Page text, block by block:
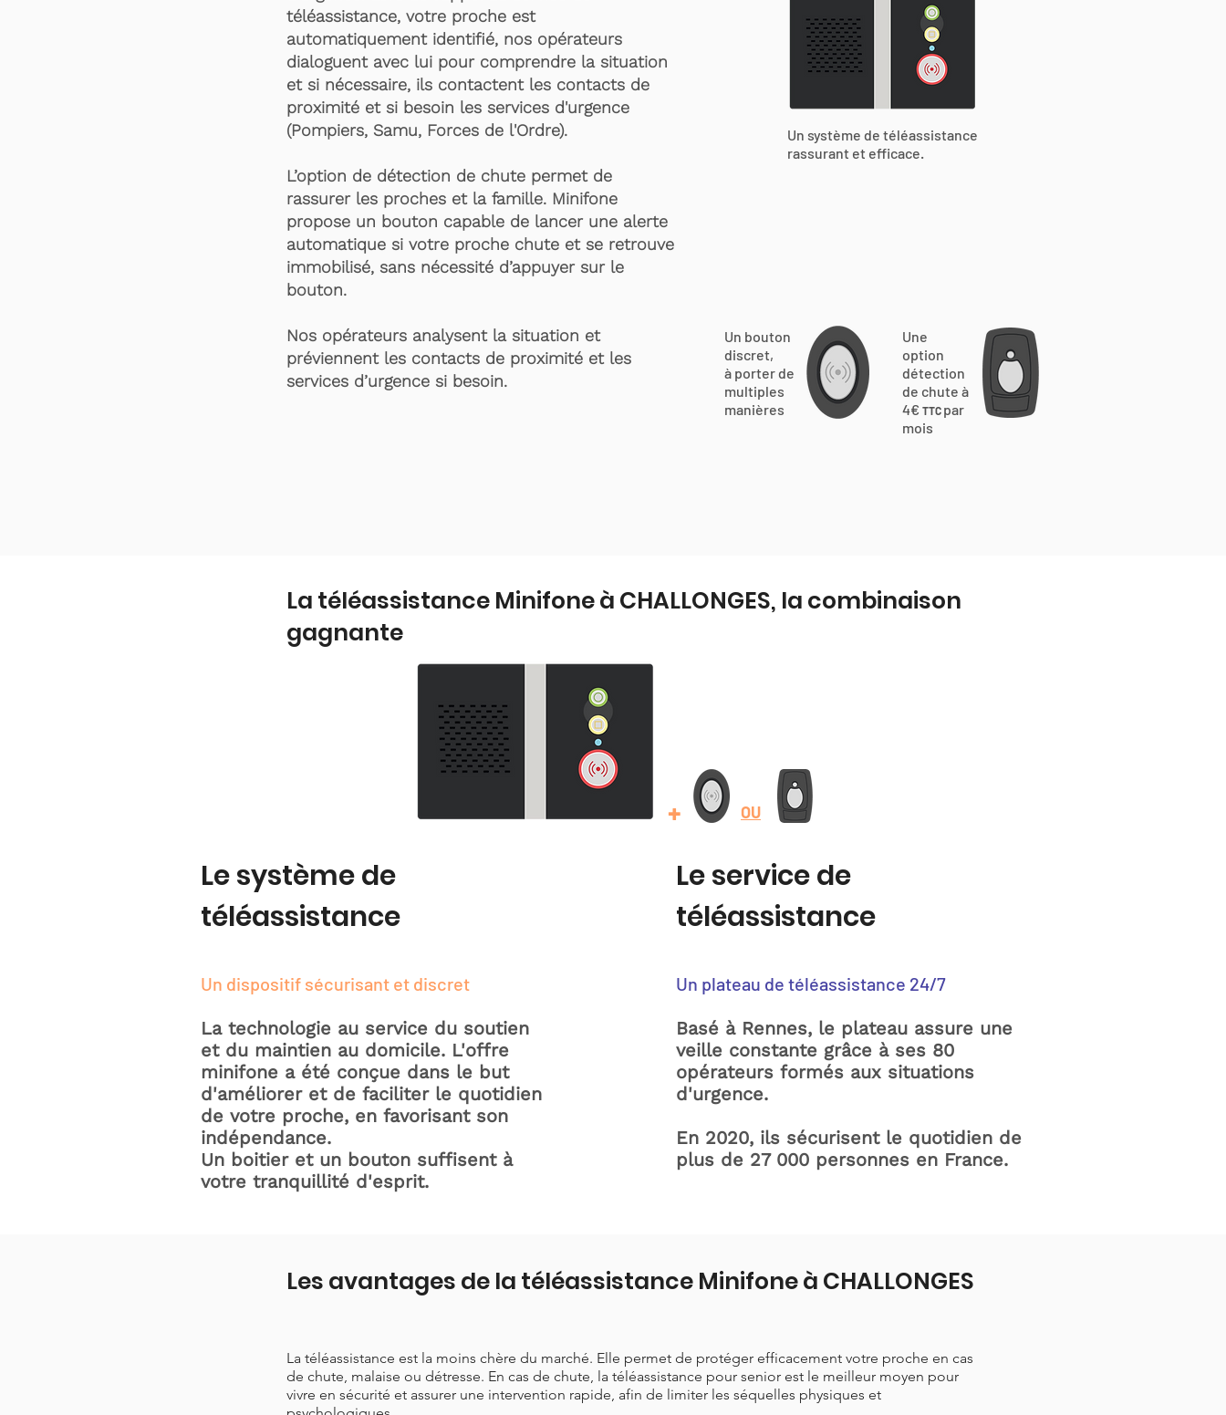
téléassistance, votre proche est
automatiquement identifié, nos opérateurs
dialoguent avec lui pour comprendre la situation
et si nécessaire, ils contactent les contacts de
proximité et si besoin les services d'urgence
(Pompiers, Samu, Forces de l'Ordre).
L’option de détection de chute permet de
rassurer les proches et la famille. Minifone
propose un bouton capable de lancer une alerte
automatique si votre proche chute et se retrouve
immobilisé, sans nécessité d’appuyer sur le
bouton.
Nos opérateurs analysent la situation et
préviennent les contacts de proximité et les
services d’urgence si besoin.
Un système de téléassistance
rassurant et efficace.
Un bouton
discret,
à porter de
multiples
manières
Une
option
détection
de chute à
4€ TTC par
mois
La téléassistance Minifone à CHALLONGES, la combinaison
gagnante
Le système de
téléassistance
Un dispositif sécurisant et discret
La technologie au service du soutien
et du maintien au domicile. L'offre
minifone a été conçue dans le but
d'améliorer et de faciliter le quotidien
de votre proche, en favorisant son
indépendance.
Un boitier et un bouton suffisent à
votre tranquillité d'esprit.
+ OU
Le service de
téléassistance
Un plateau de téléassistance 24/7
Basé à Rennes, le plateau assure une
veille constante grâce à ses 80
opérateurs formés aux situations
d'urgence.
En 2020, ils sécurisent le quotidien de
plus de 27 000 personnes en France.
Les avantages de la téléassistance Minifone à CHALLONGES
La téléassistance est la moins chère du marché. Elle permet de protéger efficacement votre proche en cas
de chute, malaise ou détresse. En cas de chute, la téléassistance pour senior est le meilleur moyen pour
vivre en sécurité et assurer une intervention rapide, afin de limiter les séquelles physiques et